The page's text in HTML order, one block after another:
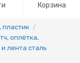
Корзина
оплётка,
лента сталь